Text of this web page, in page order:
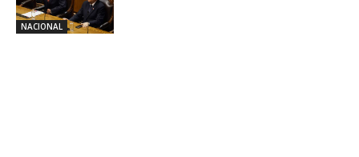
NACIONAL